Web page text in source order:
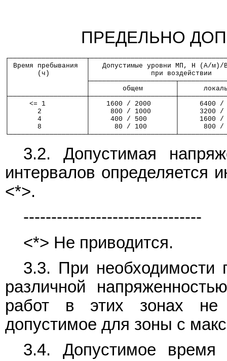
ПРЕДЕЛЬНО
│ Время пребывания  │   Допустимые уровни МП, Н (А/
│       (ч)         │               при воздействии
│
│                   │        общем        │
│     <= 1          │    1600 / 2000      │     6400 /
│       2           │     800 / 1000      │     3200 /
│       4           │     400 / 500       │     1600 /
│       8           │      80 / 100       │      800 /
3.2. Допустимая
интервалов определяется
<*>.
--------------------------------
<*> Не приводится.
3.3. При необходимости
различной
работ в этих зонах не
допустимое для зоны с
3.4. Допустимое